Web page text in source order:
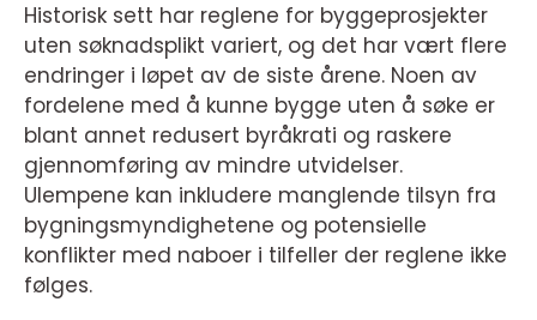
Historisk sett har reglene for byggeprosjekter
uten søknadsplikt variert, og det har vært flere
endringer i løpet av de siste årene. Noen av
fordelene med å kunne bygge uten å søke er
blant annet redusert byråkrati og raskere
gjennomføring av mindre utvidelser.
Ulempene kan inkludere manglende tilsyn fra
bygningsmyndighetene og potensielle
konflikter med naboer i tilfeller der reglene ikke
følges.